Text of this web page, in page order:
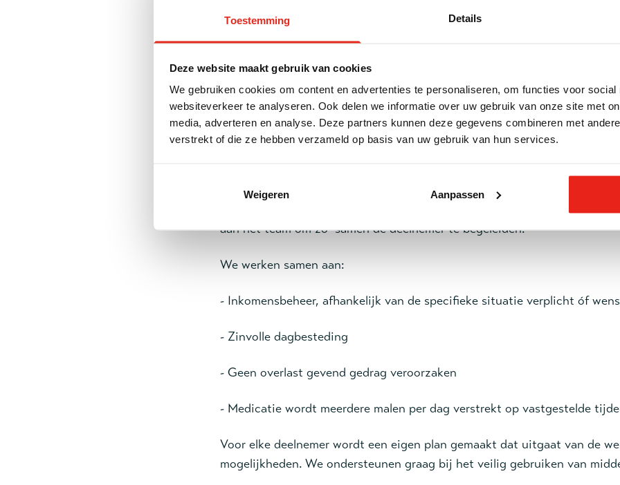
Toestemming Details
Deze website maakt gebruik van cookies
We gebruiken cookies om content en advertenties te personaliseren, om functies voor social
websiteverkeer te analyseren. Ook delen we informatie over uw gebruik van onze site met
media, adverteren en analyse. Deze partners kunnen deze gegevens combineren met
verstrekt of die ze hebben verzameld op basis van uw gebruik van hun services.
Weigeren Aanpassen
verslaving aan harddrugs/ alcohol, eventueel in combinatie met chronische
psychiatrische klachten, een verstandelijke beperking en/ of
bovengenoemde factoren. Van belang is dat de deelnemers expliciet
werken aan het vergroten van hun woonvaardigheden en daarmee hun
Elke deelnemer werkt aan de persoonlijke doelen samen met een
Gedragsdeskundigen hebben een belangrijke rol in de aanpak. Zij
aan het team om zo samen de deelnemer te begeleiden.
We werken samen aan:
- Inkomensbeheer, afhankelijk van de specifieke situatie verplicht óf
- Zinvolle dagbesteding
- Geen overlast gevend gedrag veroorzaken
- Medicatie wordt meerdere malen per dag verstrekt op vastgestelde
Voor elke deelnemer wordt een eigen plan gemaakt dat uitgaat van de
mogelijkheden. We ondersteunen graag bij het veilig gebruiken van